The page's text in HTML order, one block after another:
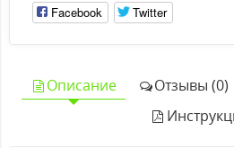
Facebook Twitter
Описание Отзывы (0)